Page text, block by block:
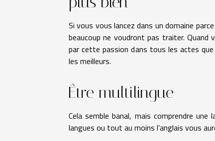
Si vous vous lancez dans un domaine
beaucoup ne voudront pas traiter. Quand
par cette passion dans tous les actes
les meilleurs.
Être multilingue
Cela semble banal, mais comprendre
langues ou tout au moins l’anglais vous